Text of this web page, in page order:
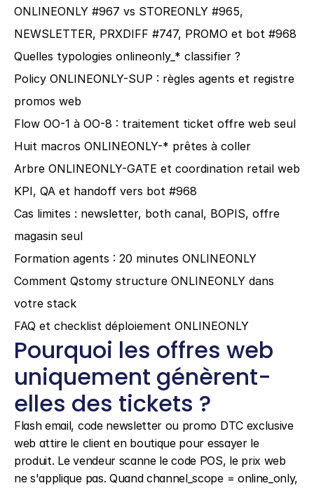
ONLINEONLY #967 vs STOREONLY #965,
NEWSLETTER, PRXDIFF #747, PROMO et bot #968
Quelles typologies onlineonly_* classifier ?
Policy ONLINEONLY-SUP : règles agents et registre
promos web
Flow OO-1 à OO-8 : traitement ticket offre web seul
Huit macros ONLINEONLY-* prêtes à coller
Arbre ONLINEONLY-GATE et coordination retail web
KPI, QA et handoff vers bot #968
Cas limites : newsletter, both canal, BOPIS, offre
magasin seul
Formation agents : 20 minutes ONLINEONLY
Comment Qstomy structure ONLINEONLY dans
votre stack
FAQ et checklist déploiement ONLINEONLY
Pourquoi les offres web
uniquement génèrent-
elles des tickets ?
Flash email, code newsletter ou promo DTC exclusive
web attire le client en boutique pour essayer le
produit. Le vendeur scanne le code POS, le prix web
ne s'applique pas. Quand channel_scope = online_only,